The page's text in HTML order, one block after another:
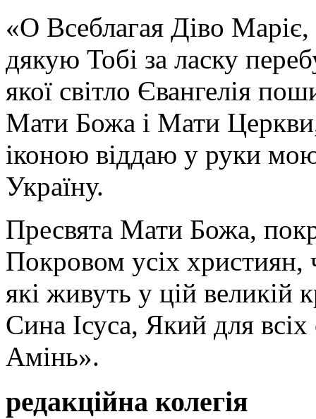
«О Всеблагая Діво
дякую Тобі за ласку
якої світло Євангелія
Мати Божа і Мати
іконою віддаю у руки
Україну.
Пресвята Мати Божа,
Покровом усіх християн,
які живуть у цій великій
Сина Ісуса, Який для
Амінь».
редакційна колегія